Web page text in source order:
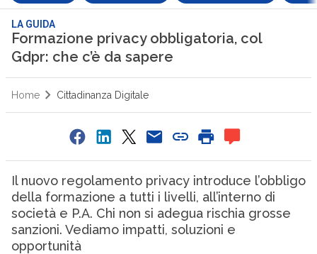
LA GUIDA
Formazione privacy obbligatoria, col
Gdpr: che c’è da sapere
Home Cittadinanza Digitale
Il nuovo regolamento privacy introduce l’obbligo
della formazione a tutti i livelli, all’interno di
società e P.A. Chi non si adegua rischia grosse
sanzioni. Vediamo impatti, soluzioni e
opportunità